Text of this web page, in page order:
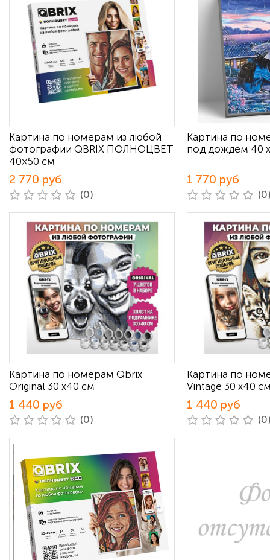
Картина по номерам из любой
фотографии QBRIX ПОЛНОЦВЕТ
40×50 см
2 770 руб
(0)
Картина по
под дождем 40
1 770 руб
Картина по номерам Qbrix
Original 30 х40 см
1 440 руб
(0)
Картина по
Vintage 30 х40
1 440 руб